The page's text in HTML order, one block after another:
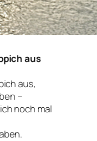
aus
aus,
–
noch mal